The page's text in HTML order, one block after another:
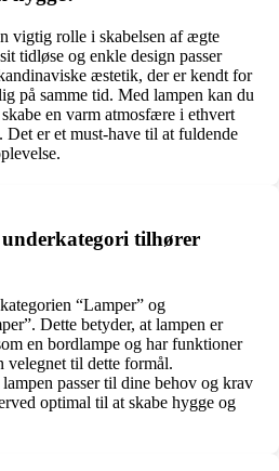
vigtig rolle i skabelsen af ægte
tidløse og enkle design passer
æstetik, der er kendt for
på samme tid. Med lampen kan du
en varm atmosfære i ethvert
Det er et must-have til at fuldende
tilhører
“Lamper” og
Dette betyder, at lampen er
en bordlampe og har funktioner
velegnet til dette formål.
passer til dine behov og krav
optimal til at skabe hygge og